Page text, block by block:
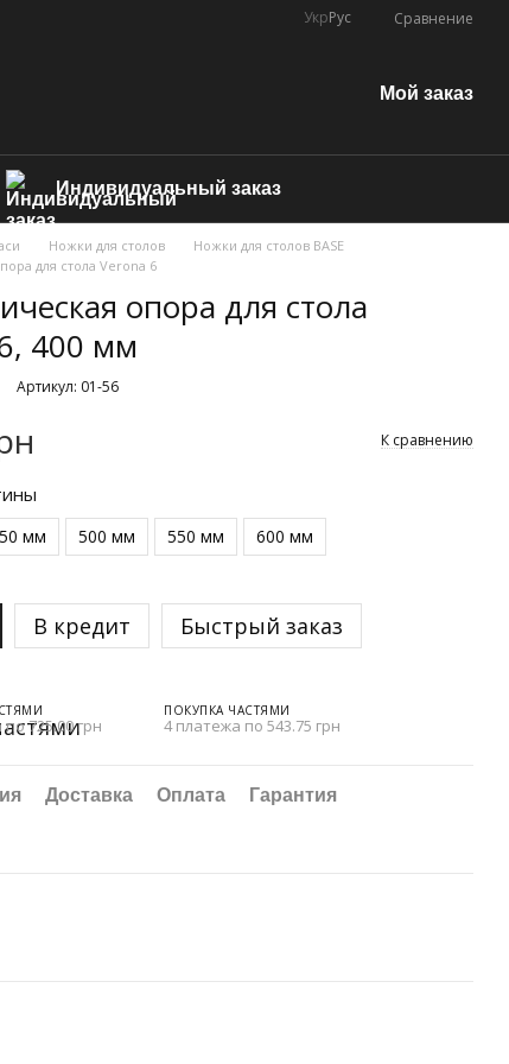
УкрРус Сравнение
Мой заказ
Индивидуальный заказ
Ножки для столов
Ножки для столов BASE
для стола Verona 6
опора для стола
400 мм
Артикул: 01-56
К сравнению
мм 500 мм 550 мм 600 мм
В кредит Быстрый заказ
725.00 грн
ПОКУПКА ЧАСТЯМИ
4 платежа по 543.75 грн
Доставка Оплата Гарантия